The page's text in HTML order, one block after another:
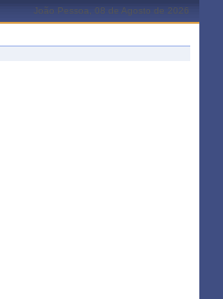
João Pessoa, 08 de Agosto de 2026